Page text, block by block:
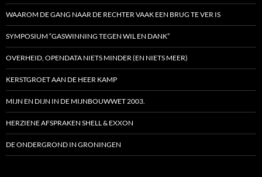
WAAROM DE GANG NAAR DE RECHTER VAAK EEN BRUG TE VER IS
SYMPOSIUM “GASWINNING TEGEN WIL EN DANK”
OVERHEID, OPENDATA NIETS MINDER (EN NIETS MEER)
KERSTGROET AAN DE HEER KAMP
MIJN EN DIJN IN DE MIJNBOUWWET 2003.
HERZIENE AFSPRAKEN SHELL & EXXON
DE ONDERGROND IN GRONINGEN